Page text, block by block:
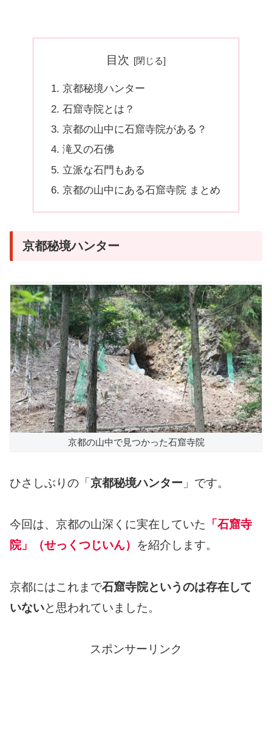
目次
京都秘境ハンター
石窟寺院とは？
京都の山中に石窟寺院がある？
滝又の石佛
立派な石門もある
京都の山中にある石窟寺院 まとめ
京都秘境ハンター
京都の山中で見つかった石窟寺院
ひさしぶりの「 京都秘境ハンター 」です。
今回は、京都の山深くに実在していた 「石窟寺
院」（せっくつじいん） を紹介します。
京都にはこれまで石窟寺院というのは存在して
いないと思われていました。
スポンサーリンク